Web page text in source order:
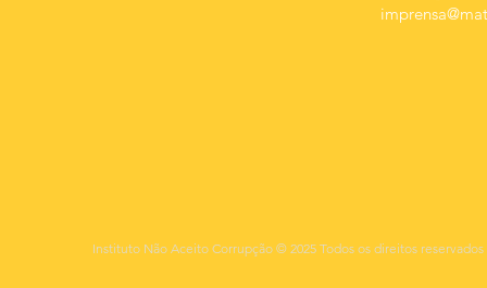
Instituto Não Aceito Corrupção © 2025 Todos os direitos